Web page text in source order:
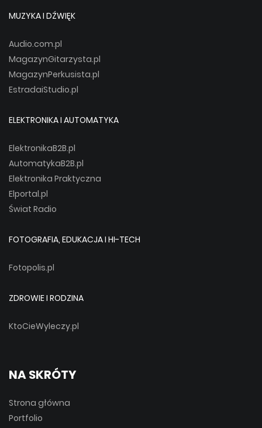
MUZYKA I DŹWIĘK
Audio.com.pl
MagazynGitarzysta.pl
MagazynPerkusista.pl
EstradaiStudio.pl
ELEKTRONIKA I AUTOMATYKA
ElektronikaB2B.pl
AutomatykaB2B.pl
Elektronika Praktyczna
Elportal.pl
Świat Radio
FOTOGRAFIA, EDUKACJA I HI-TECH
Fotopolis.pl
ZDROWIE I RODZINA
KtoCieWyleczy.pl
NA SKRÓTY
Strona główna
Portfolio